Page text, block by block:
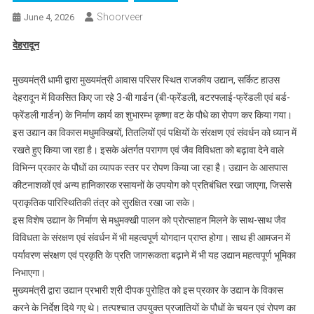
June 4, 2026 Shoorveer
देहरादून
मुख्यमंत्री धामी द्वारा मुख्यमंत्री आवास परिसर स्थित राजकीय उद्यान, सर्किट हाउस
देहरादून में विकसित किए जा रहे 3-बी गार्डन (बी-फ्रेंडली, बटरफ्लाई-फ्रेंडली एवं बर्ड-
फ्रेंडली गार्डन) के निर्माण कार्य का शुभारम्भ कृष्णा वट के पौधे का रोपण कर किया गया।
इस उद्यान का विकास मधुमक्खियों, तितलियों एवं पक्षियों के संरक्षण एवं संवर्धन को ध्यान में
रखते हुए किया जा रहा है। इसके अंतर्गत परागण एवं जैव विविधता को बढ़ावा देने वाले
विभिन्न प्रकार के पौधों का व्यापक स्तर पर रोपण किया जा रहा है। उद्यान के आसपास
कीटनाशकों एवं अन्य हानिकारक रसायनों के उपयोग को प्रतिबंधित रखा जाएगा, जिससे
प्राकृतिक पारिस्थितिकी तंत्र को सुरक्षित रखा जा सके।
इस विशेष उद्यान के निर्माण से मधुमक्खी पालन को प्रोत्साहन मिलने के साथ-साथ जैव
विविधता के संरक्षण एवं संवर्धन में भी महत्वपूर्ण योगदान प्राप्त होगा। साथ ही आमजन में
पर्यावरण संरक्षण एवं प्रकृति के प्रति जागरूकता बढ़ाने में भी यह उद्यान महत्वपूर्ण भूमिका
निभाएगा।
मुख्यमंत्री द्वारा उद्यान प्रभारी श्री दीपक पुरोहित को इस प्रकार के उद्यान के विकास
करने के निर्देश दिये गए थे। तत्पश्चात उपयुक्त प्रजातियों के पौधों के चयन एवं रोपण का